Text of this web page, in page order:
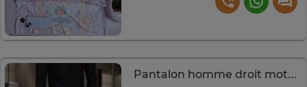
Pantalon homme droit motif graphique gris beige